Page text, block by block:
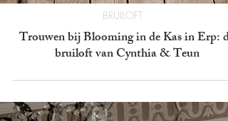
BRUILOFT
Trouwen bij Blooming in de Kas in Erp: de
bruiloft van Cynthia & Teun